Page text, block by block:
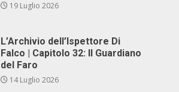
19 Luglio 2026
L’Archivio dell’Ispettore Di
Falco | Capitolo 32: Il Guardiano
del Faro
14 Luglio 2026